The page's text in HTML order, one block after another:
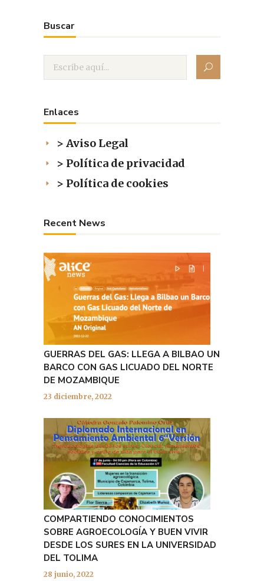
Buscar
Enlaces
> Aviso Legal
> Política de privacidad
> Política de cookies
Recent News
GUERRAS DEL GAS: LLEGA A BILBAO UN
BARCO CON GAS LICUADO DEL NORTE
DE MOZAMBIQUE
23 diciembre, 2022
COMPARTIENDO CONOCIMIENTOS
SOBRE AGROECOLOGÍA Y BUEN VIVIR
DESDE LOS SURES EN LA UNIVERSIDAD
DEL TOLIMA
28 junio, 2022